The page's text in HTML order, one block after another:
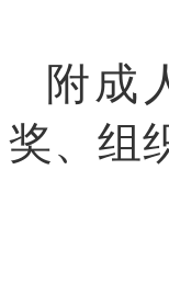
附成
奖、组